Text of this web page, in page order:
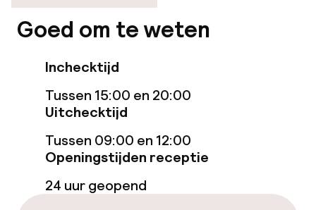
Overal rookvrij
Goed om te weten
Inchecktijd
Tussen 15:00 en 20:00
Uitchecktijd
Tussen 09:00 en 12:00
Openingstijden receptie
24 uur geopend